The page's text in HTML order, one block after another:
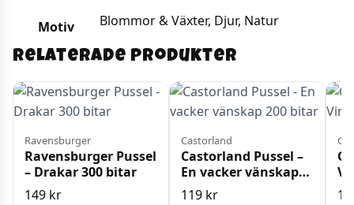
Motiv Blommor & Växter, Djur, Natur
Relaterade produkter
Ravensburger
Ravensburger Pussel
– Drakar 300 bitar
149 kr
Castorland
Castorland Pussel –
En vacker vänskap
200 bitar
119 kr